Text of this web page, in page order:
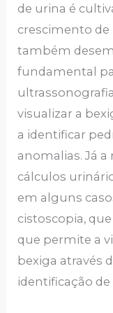
de urina é
crescimento de
também
fundamental
visualizar a
a identificar
anomalias. Já
cálculos
em alguns
cistoscopia,
que permite a
bexiga através
identificação